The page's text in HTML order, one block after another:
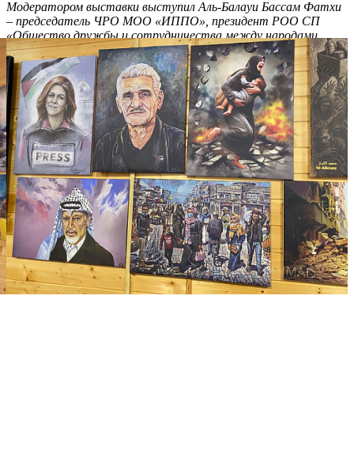
Модератором выставки выступил Аль-Балауи Бассам Фатхи
– председатель ЧРО МОО «ИППО», президент РОО СП
«Общество дружбы и сотрудничества между народами
Чувашии и Палестины», доктор права, академик, «Посол
Мира» Международной академии «Европа-Азия», академик
Международной академии культуры и искусства.
Выставка открыта для посещения всеми гостями Раифского
монастыря.
Вход свободный.